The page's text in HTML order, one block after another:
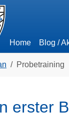
Home Blog /
Probetraining
erster